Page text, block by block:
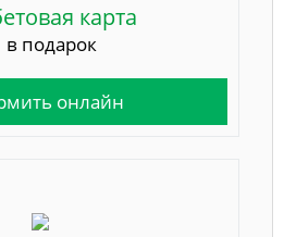
карта
в подарок
онлайн